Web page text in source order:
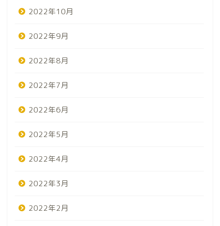
2022年10月
2022年9月
2022年8月
2022年7月
2022年6月
2022年5月
2022年4月
2022年3月
2022年2月